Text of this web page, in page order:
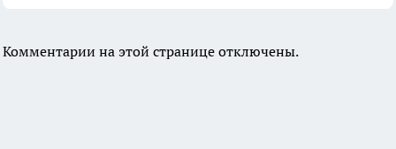
Комментарии на этой странице отключены.